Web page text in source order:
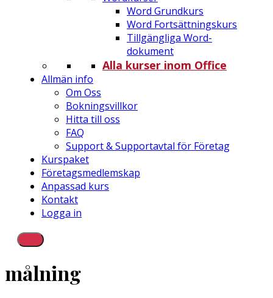
Word Grundkurs
Word Fortsättningskurs
Tillgängliga Word-
dokument
Alla kurser inom Office
Allmän info
Om Oss
Bokningsvillkor
Hitta till oss
FAQ
Support & Supportavtal för Företag
Kurspaket
Företagsmedlemskap
Anpassad kurs
Kontakt
Logga in
målning